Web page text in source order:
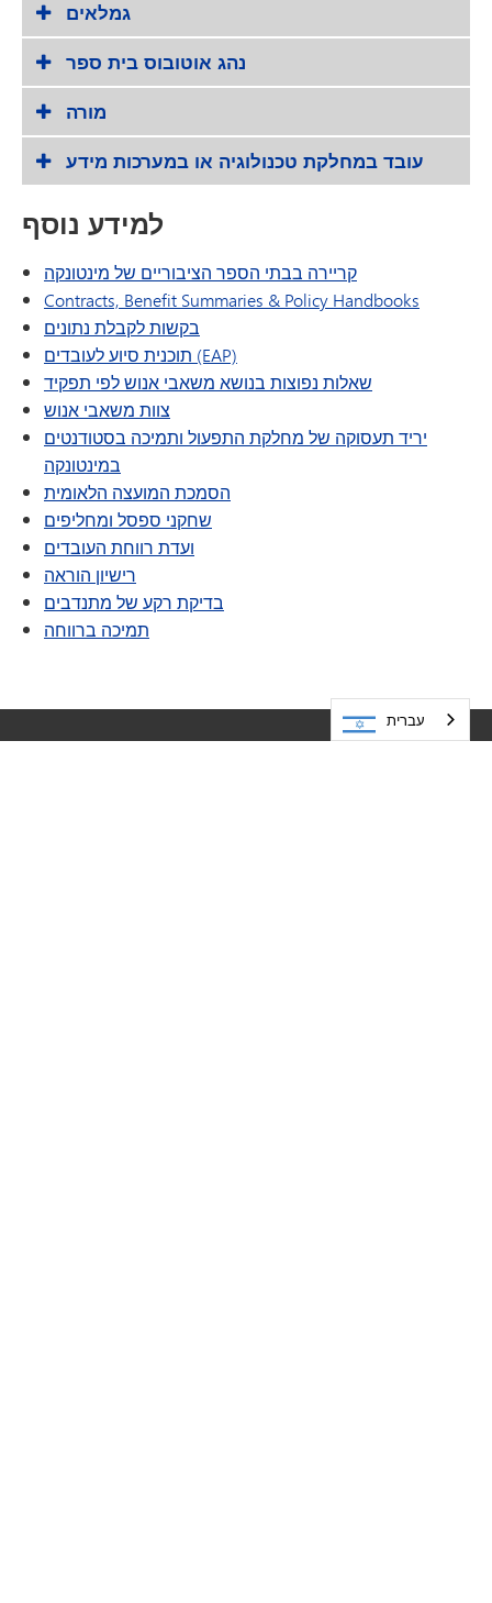
גמלאים
נהג אוטובוס בית ספר
מורה
עובד במחלקת טכנולוגיה או במערכות מידע
למידע נוסף
קריירה בבתי הספר הציבוריים של מינטונקה
Contracts, Benefit Summaries & Policy Handbooks
בקשות לקבלת נתונים
תוכנית סיוע לעובדים (EAP)
שאלות נפוצות בנושא משאבי אנוש לפי תפקיד
צוות משאבי אנוש
יריד תעסוקה של מחלקת התפעול ותמיכה בסטודנטים
במינטונקה
הסמכת המועצה הלאומית
שחקני ספסל ומחליפים
ועדת רווחת העובדים
רישיון הוראה
בדיקת רקע של מתנדבים
תמיכה ברווחה
עברית